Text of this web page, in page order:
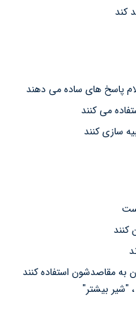
کند
پاسخ های ساده می دهند
سازی کنند
کنند
به مقاصدشون استفاده کنند
"شیر بیشتر"